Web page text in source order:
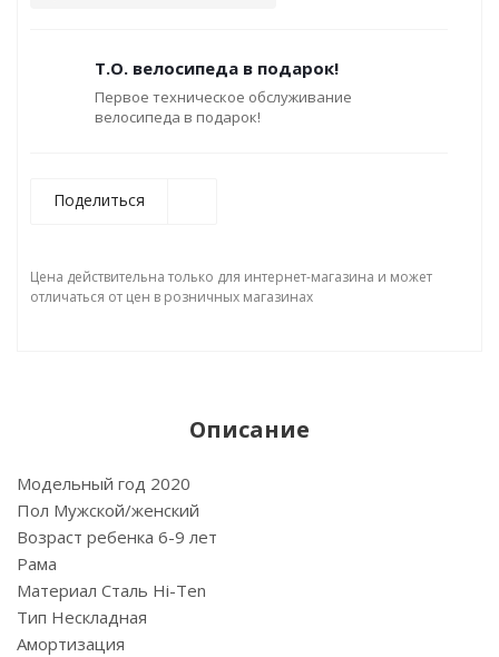
Т.О. велосипеда в подарок!
Первое техническое обслуживание
велосипеда в подарок!
Поделиться
Цена действительна только для интернет-магазина и может
отличаться от цен в розничных магазинах
Описание
Модельный год 2020
Пол Мужской/женский
Возраст ребенка 6-9 лет
Рама
Материал Сталь Hi-Ten
Тип Нескладная
Амортизация